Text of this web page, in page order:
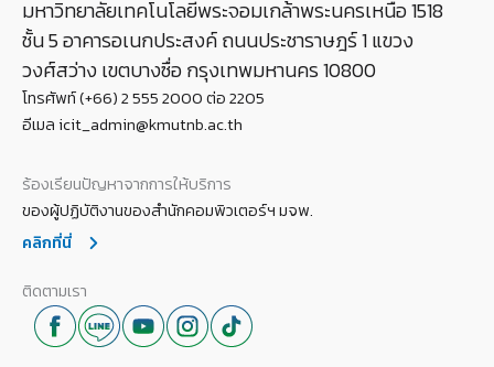
มหาวิทยาลัยเทคโนโลยีพระจอมเกล้าพระนครเหนือ 1518
ชั้น 5 อาคารอเนกประสงค์ ถนนประชาราษฎร์ 1 แขวง
วงศ์สว่าง เขตบางซื่อ กรุงเทพมหานคร 10800
โทรศัพท์ (+66) 2 555 2000 ต่อ 2205
อีเมล icit_admin@kmutnb.ac.th
ร้องเรียนปัญหาจากการให้บริการ
ของผู้ปฏิบัติงานของสำนักคอมพิวเตอร์ฯ มจพ.
คลิกที่นี่
ติดตามเรา